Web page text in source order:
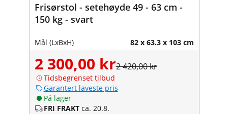
Frisørstol - setehøyde 49 - 63 cm -
150 kg - svart
Mål (LxBxH) 82 x 63.3 x 103 cm
2 300,00 kr2 420,00 kr
Tidsbegrenset tilbud
Garantert laveste pris
På lager
FRI FRAKT ca. 20.8.